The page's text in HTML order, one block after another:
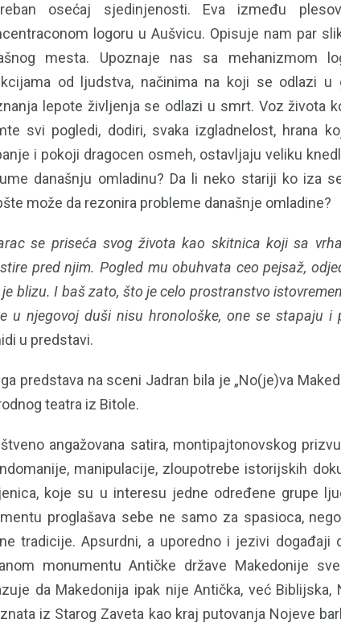
osećaj sjedinjenosti. Eva između
logoru u Aušvicu. Opisuje nam par
mesta. Upoznaje nas sa mehanizmom
od ljudstva, načinima na koji se odlazi u
lepote življenja se odlazi u smrt. Voz života
svi pogledi, dodiri, svaka izgladnelost, hrana
i pokoji dragocen osmeh, ostavljaju veliku
današnju omladinu? Da li neko stariji ko iza
može da rezonira probleme današnje omladine?
se priseća svog života kao skitnica koji sa
pred njim. Pogled mu obuhvata ceo pejsaž,
blizu. I baš zato, što je celo prostranstvo
u njegovoj duši nisu hronološke, one se stapaju i
u predstavi.
predstava na sceni Jadran bila je „No(je)va
teatra iz Bitole.
angažovana satira, montipajtonovskog
manipulacije, zloupotrebe istorijskih
koje su u interesu jedne određene grupe
proglašava sebe ne samo za spasioca,
tradicije. Apsurdni, a uporedno i jezivi događaji
monumentu Antičke države Makedonije
da Makedonija ipak nije Antička, već Biblijska,
iz Starog Zaveta kao kraj putovanja Nojeve